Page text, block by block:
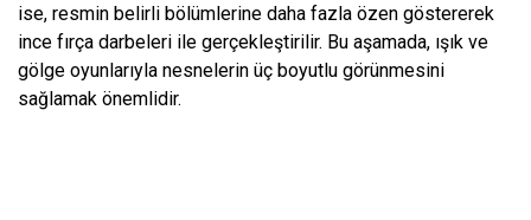
ise, resmin belirli bölümlerine daha fazla özen göstererek
ince fırça darbeleri ile gerçekleştirilir. Bu aşamada, ışık ve
gölge oyunlarıyla nesnelerin üç boyutlu görünmesini
sağlamak önemlidir.